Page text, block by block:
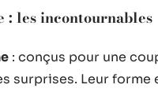
: les incontournables
: conçus pour une
surprises. Leur